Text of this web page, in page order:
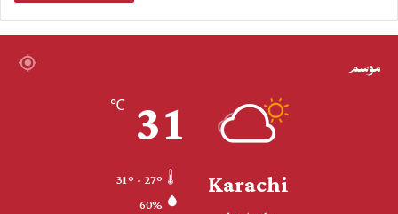
موسم
Karachi
31
℃
60%